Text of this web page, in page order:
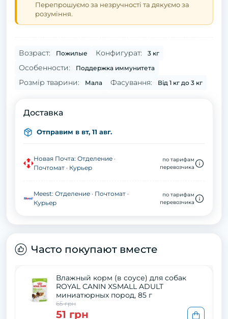
Перепрошуємо за незручності та дякуємо за
розуміння.
Возраст: Пожилые Конфигурат: 3 кг
Особенности: Поддержка иммунитета
Розмір тварини: Мала Фасування: Від 1 кг до 3 кг
Доставка
Отправим в вт, 11 авг.
Новая Почта: Отделение ·
Почтомат · Курьер
по тарифам
перевозчика
Meest: Отделение · Почтомат ·
Курьер
по тарифам
перевозчика
Часто покупают вместе
Влажный корм (в соусе) для собак
ROYAL CANIN XSMALL ADULT
миниатюрных пород, 85 г
65 грн
51 грн